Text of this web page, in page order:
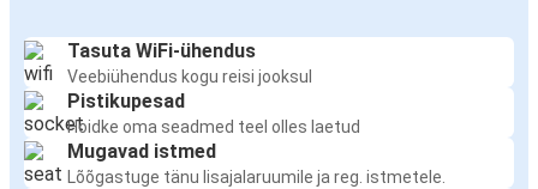
Tasuta WiFi-ühendus
Veebiühendus kogu reisi jooksul
Pistikupesad
Hoidke oma seadmed teel olles laetud
Mugavad istmed
Lõõgastuge tänu lisajalaruumile ja reg. istmetele.